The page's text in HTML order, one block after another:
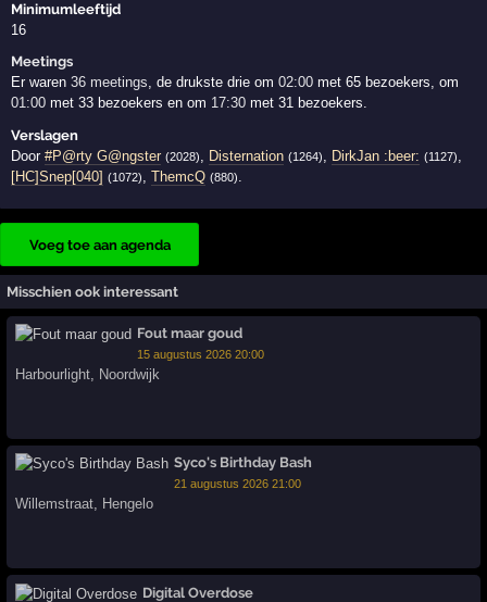
Minimumleeftijd
16
Meetings
Er waren36 meetings, de drukste drie om02:00 met 65 bezoekers, om
01:00 met 33 bezoekers en om 17:30 met 31 bezoekers.
Verslagen
Door#P@rty G@ngster (2028) Disternation (1264) DirkJan :beer: (1127)
[HC]Snep[040] (1072) ,ThemcQ (880)
Voeg toe aan agenda
Misschien ook interessant
Fout maar goud
15 augustus 2026 20:00
Harbourlight, Noordwijk
Syco's Birthday Bash
21 augustus 2026 21:00
Willemstraat, Hengelo
Digital Overdose